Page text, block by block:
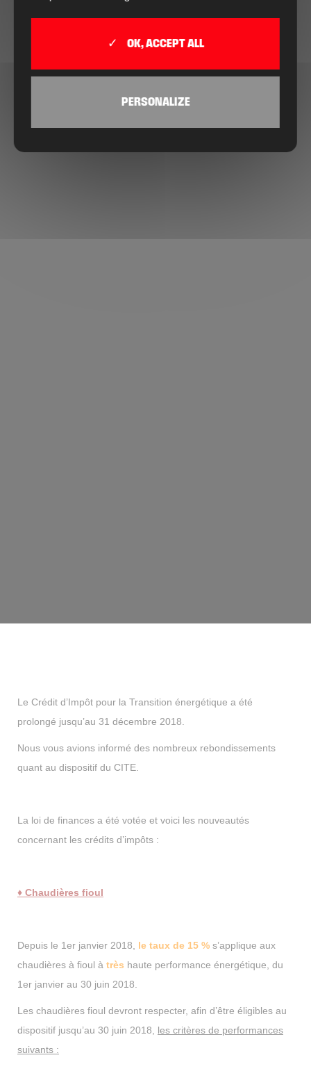
Le Crédit d’Impôt pour la Transition énergétique a été
prolongé jusqu’au 31 décembre 2018.
Nous vous avions informé des nombreux rebondissements
quant au dispositif du CITE.
La loi de finances a été votée et voici les nouveautés
concernant les crédits d’impôts :
♦ Chaudières fioul
Depuis le 1er janvier 2018, le taux de 15 % s’applique aux
chaudières à fioul à très haute performance énergétique, du
1er janvier au 30 juin 2018.
Les chaudières fioul devront respecter, afin d’être éligibles au
dispositif jusqu’au 30 juin 2018, les critères de performances
suivants :
OK, ACCEPT ALL
PERSONALIZE